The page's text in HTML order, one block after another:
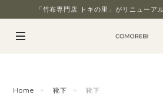
「竹布専門店 トキの里」がリニューア
Home 靴下 靴下